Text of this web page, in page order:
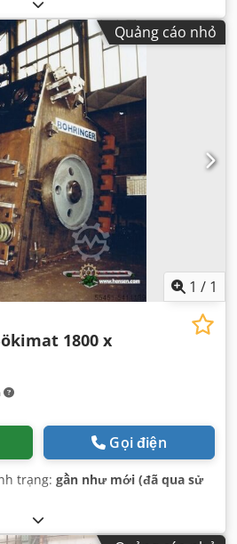
Quảng cáo nhỏ
1 / 1
1800 x
Gọi điện
trạng: gần như mới (đã qua sử